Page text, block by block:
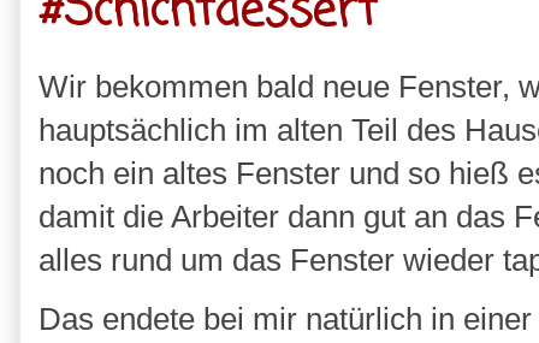
Wir bekommen bald neue Fenster,
hauptsächlich im alten Teil des
noch ein altes Fenster und so hieß
damit die Arbeiter dann gut an das
alles rund um das Fenster wieder
Das endete bei mir natürlich in